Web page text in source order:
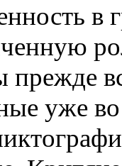
в
прежде
уже